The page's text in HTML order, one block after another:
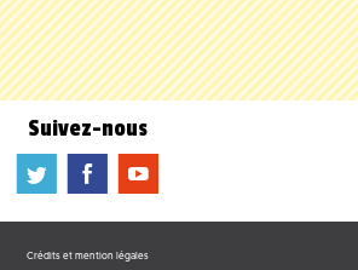
Suivez-nous
a b f
Crédits et mention légales